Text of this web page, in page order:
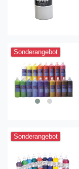
Sonderangebot
Sonderangebot